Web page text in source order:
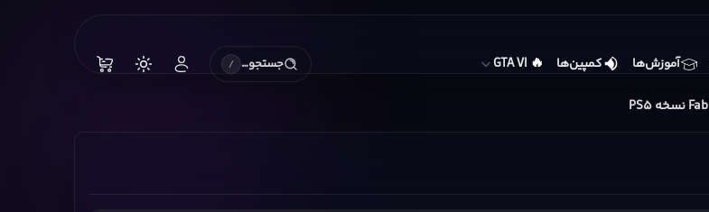
آموزش‌ها کمپین‌ها 🔥
GTA VI جستجو… /